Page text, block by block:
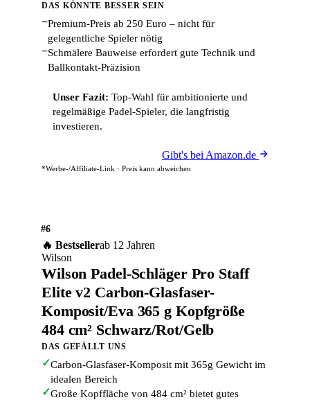
DAS KÖNNTE BESSER SEIN
−Premium-Preis ab 250 Euro – nicht für
gelegentliche Spieler nötig
−Schmälere Bauweise erfordert gute Technik und
Ballkontakt-Präzision
Unser Fazit: Top-Wahl für ambitionierte und
regelmäßige Padel-Spieler, die langfristig
investieren.
Gibt's bei Amazon.de
*Werbe-/Affiliate-Link · Preis kann abweichen
#6
🔥 Bestsellerab 12 Jahren
Wilson
Wilson Padel-Schläger Pro Staff
Elite v2 Carbon-Glasfaser-
Komposit/Eva 365 g Kopfgröße
484 cm² Schwarz/Rot/Gelb
DAS GEFÄLLT UNS
✓Carbon-Glasfaser-Komposit mit 365g Gewicht im
idealen Bereich
✓Große Kopffläche von 484 cm² bietet gutes